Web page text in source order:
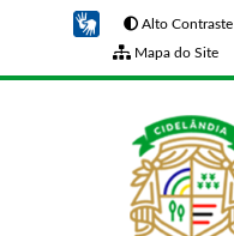
Alto Contraste
Mapa do Site